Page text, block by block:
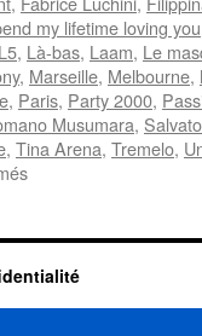
my lifetime loving you
L5, Là-bas, Laam, Le
, Marseille, Melbourne,
, Paris, Party 2000,
Musumara,
, Tina Arena, Tremelo,
sur